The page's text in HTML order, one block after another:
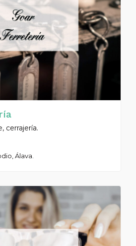
cerrajería.
Álava.